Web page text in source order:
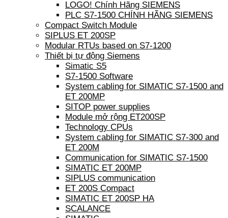
LOGO! Chính Hãng SIEMENS
PLC S7-1500 CHÍNH HÃNG SIEMENS
Compact Switch Module
SIPLUS ET 200SP
Modular RTUs based on S7-1200
Thiết bị tự động Siemens
Simatic S5
S7-1500 Software
System cabling for SIMATIC S7-1500 and
ET 200MP
SITOP power supplies
Module mở rộng ET200SP
Technology CPUs
System cabling for SIMATIC S7-300 and
ET 200M
Communication for SIMATIC S7-1500
SIMATIC ET 200MP
SIPLUS communication
ET 200S Compact
SIMATIC ET 200SP HA
SCALANCE